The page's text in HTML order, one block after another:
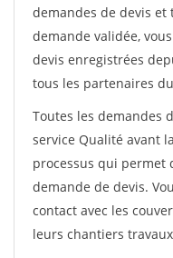
demandes de devis et
demande validée,
devis enregistrées
tous les partenaires
Toutes les demandes
service Qualité avant
processus qui permet
demande de devis.
contact avec les
leurs chantiers